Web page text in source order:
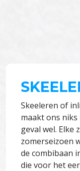
Skeeleren of
maakt ons
geval wel. Elke
zomerseizoen
de combibaan
die voor het